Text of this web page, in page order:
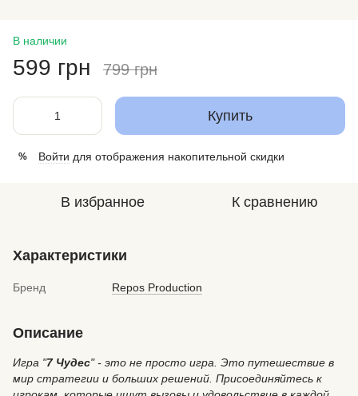
В наличии
599 грн 799 грн
Купить
% Войти для отображения накопительной скидки
В избранное К сравнению
Характеристики
Бренд Repos Production
Описание
Игра "7 Чудес" - это не просто игра. Это путешествие в
мир стратегии и больших решений. Присоединяйтесь к